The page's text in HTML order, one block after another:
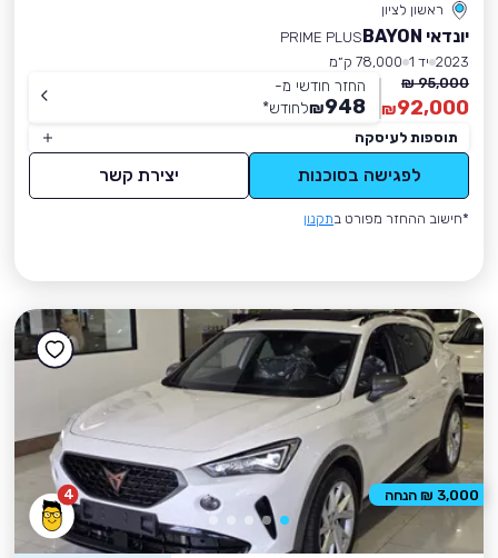
ראשון לציון
יונדאי BAYON
PRIME PLUS
2023 יד 1
78,000 ק״מ
95,000 ₪
92,000
₪
החזר חודשי מ-
948
₪לחודש*
תוספות לעיסקה
לפגישה בסוכנות יצירת קשר
*חישוב ההחזר מפורט בתקנון
4 3,000 ₪ הנחה